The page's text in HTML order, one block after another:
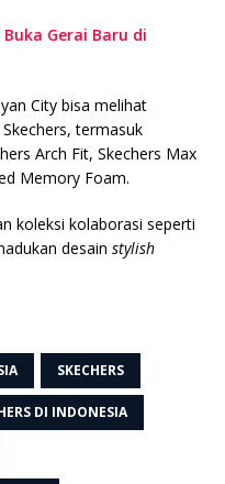
Gerai Baru di
City bisa melihat
termasuk
Arch Fit, Skechers Max
Memory Foam.
koleksi kolaborasi seperti
desain stylish
SKECHERS
DI INDONESIA